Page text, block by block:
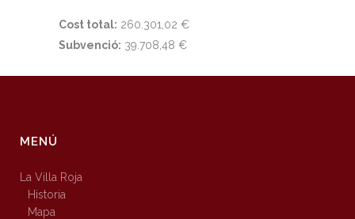
Cost total: 260.301,02 €
Subvenció: 39.708,48 €
MENÚ
La Villa Roja
Historia
Mapa